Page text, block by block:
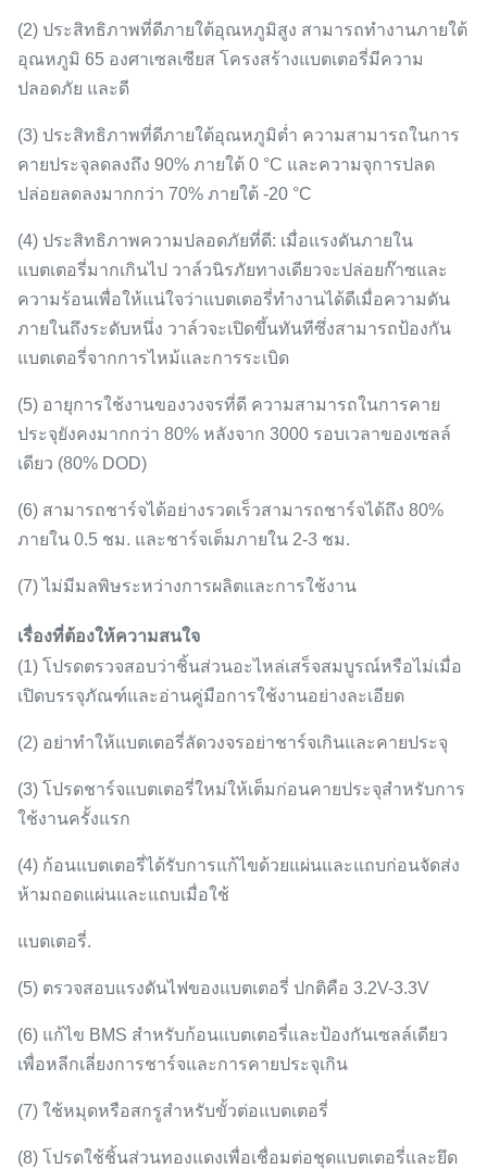
(2) ประสิทธิภาพที่ดีภายใต้อุณหภูมิสูง สามารถทำงานภายใต้
อุณหภูมิ 65 องศาเซลเซียส โครงสร้างแบตเตอรี่มีความ
ปลอดภัย และดี
(3) ประสิทธิภาพที่ดีภายใต้อุณหภูมิต่ำ ความสามารถในการ
คายประจุลดลงถึง 90% ภายใต้ 0 °C และความจุการปลด
ปล่อยลดลงมากกว่า 70% ภายใต้ -20 °C
(4) ประสิทธิภาพความปลอดภัยที่ดี: เมื่อแรงดันภายใน
แบตเตอรี่มากเกินไป วาล์วนิรภัยทางเดียวจะปล่อยก๊าซและ
ความร้อนเพื่อให้แน่ใจว่าแบตเตอรี่ทำงานได้ดีเมื่อความดัน
ภายในถึงระดับหนึ่ง วาล์วจะเปิดขึ้นทันทีซึ่งสามารถป้องกัน
แบตเตอรี่จากการไหม้และการระเบิด
(5) อายุการใช้งานของวงจรที่ดี ความสามารถในการคาย
ประจุยังคงมากกว่า 80% หลังจาก 3000 รอบเวลาของเซลล์
เดียว (80% DOD)
(6) สามารถชาร์จได้อย่างรวดเร็วสามารถชาร์จได้ถึง 80%
ภายใน 0.5 ชม. และชาร์จเต็มภายใน 2-3 ชม.
(7) ไม่มีมลพิษระหว่างการผลิตและการใช้งาน
เรื่องที่ต้องให้ความสนใจ
(1) โปรดตรวจสอบว่าชิ้นส่วนอะไหล่เสร็จสมบูรณ์หรือไม่เมื่อ
เปิดบรรจุภัณฑ์และอ่านคู่มือการใช้งานอย่างละเอียด
(2) อย่าทำให้แบตเตอรี่ลัดวงจรอย่าชาร์จเกินและคายประจุ
(3) โปรดชาร์จแบตเตอรี่ใหม่ให้เต็มก่อนคายประจุสำหรับการ
ใช้งานครั้งแรก
(4) ก้อนแบตเตอรี่ได้รับการแก้ไขด้วยแผ่นและแถบก่อนจัดส่ง
ห้ามถอดแผ่นและแถบเมื่อใช้
แบตเตอรี่.
(5) ตรวจสอบแรงดันไฟของแบตเตอรี่ ปกติคือ 3.2V-3.3V
(6) แก้ไข BMS สำหรับก้อนแบตเตอรี่และป้องกันเซลล์เดียว
เพื่อหลีกเลี่ยงการชาร์จและการคายประจุเกิน
(7) ใช้หมุดหรือสกรูสำหรับขั้วต่อแบตเตอรี่
(8) โปรดใช้ชิ้นส่วนทองแดงเพื่อเชื่อมต่อชุดแบตเตอรี่และยึด